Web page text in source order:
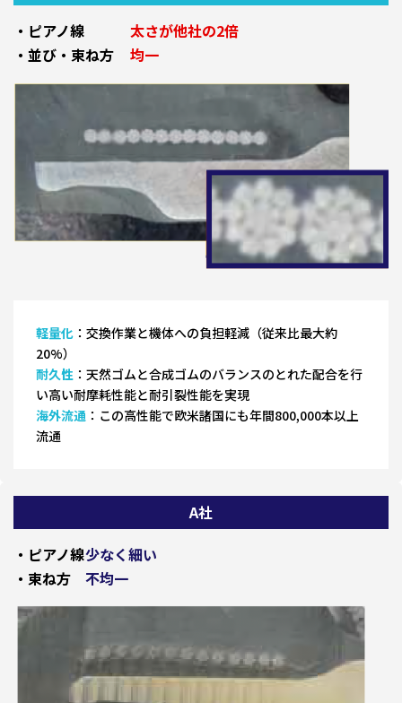
・ピアノ線
太さが他社の2倍
・並び・束ね方
均一
軽量化 ：交換作業と機体への負担軽減（従来比最大約
20%）
耐久性 ：天然ゴムと合成ゴムのバランスのとれた配合を行
い高い耐摩耗性能と耐引裂性能を実現
海外流通 ：この高性能で欧米諸国にも年間800,000本以上
流通
A社
・ピアノ線少なく細い
・束ね方
不均一